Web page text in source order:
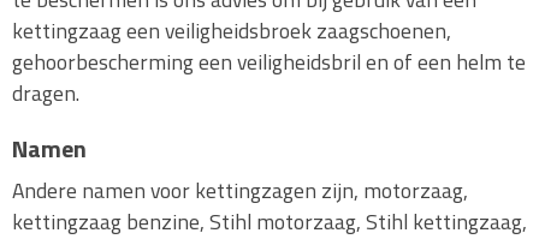
kettingzaag een veiligheidsbroek zaagschoenen,
gehoorbescherming een veiligheidsbril en of een helm te
dragen.
Namen
Andere namen voor kettingzagen zijn, motorzaag,
kettingzaag benzine, Stihl motorzaag, Stihl kettingzaag,